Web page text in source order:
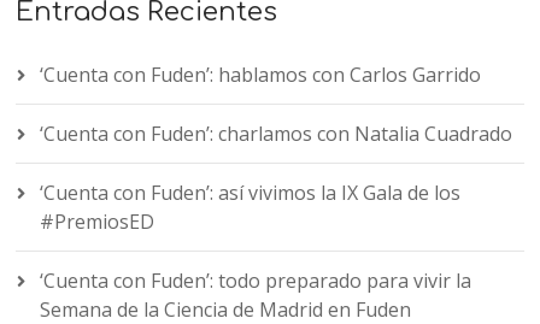
Entradas Recientes
‘Cuenta con Fuden’: hablamos con Carlos Garrido
‘Cuenta con Fuden’: charlamos con Natalia Cuadrado
‘Cuenta con Fuden’: así vivimos la IX Gala de los
#PremiosED
‘Cuenta con Fuden’: todo preparado para vivir la
Semana de la Ciencia de Madrid en Fuden